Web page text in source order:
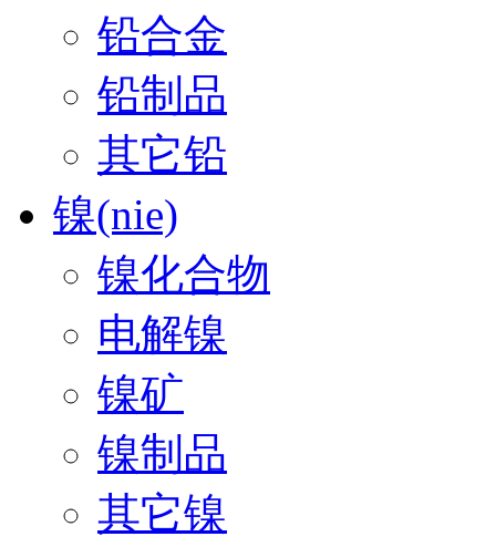
铅合金
铅制品
其它铅
镍(nie)
镍化合物
电解镍
镍矿
镍制品
其它镍